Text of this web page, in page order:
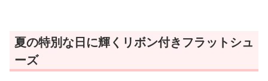
夏の特別な日に輝くリボン付きフラットシュ
ーズ